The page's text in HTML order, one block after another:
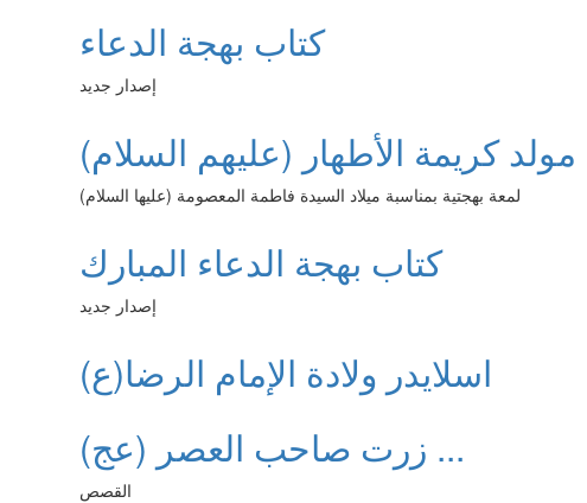
كتاب بهجة الدعاء
إصدار جديد
مولد كريمة الأطهار (عليهم السلام)
لمعة بهجتية بمناسبة ميلاد السيدة فاطمة المعصومة (عليها السلام)
كتاب بهجة الدعاء المبارك
إصدار جديد
اسلايدر ولادة الإمام الرضا(ع)
زرت صاحب العصر (عج) ...
القصص